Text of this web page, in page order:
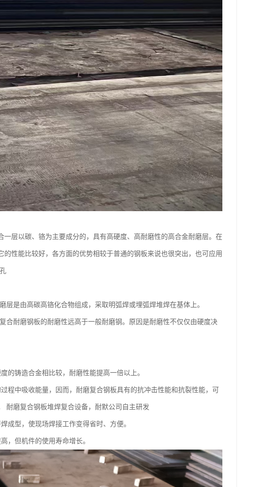
层以碳、铬为主要成分的，具有高硬度、高耐磨性的高合金耐磨层。在
性能比较好，各方面的优势相较于普通的钢板来说也很突出，也可应用
是由高碳高铬化合物组成，采取明弧焊或埋弧焊堆焊在基体上。
合耐磨钢板的耐磨性远高于一般耐磨钢。原因是耐磨性不仅仅由硬度决
的铸造合金相比较，耐磨性能提高一倍以上。
程中吸收能量，因而，耐磨复合钢板具有的抗冲击性能和抗裂性能，可
耐磨复合钢板堆焊复合设备，耐默公司自主研发
成型，使现场焊接工作变得省时、方便。
，但机件的使用寿命增长。